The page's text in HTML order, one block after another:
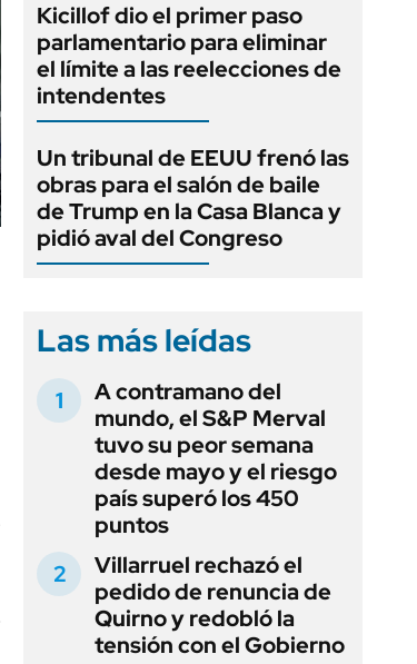
Kicillof dio el primer paso
parlamentario para eliminar
el límite a las reelecciones de
intendentes
Un tribunal de EEUU frenó las
obras para el salón de baile
de Trump en la Casa Blanca y
pidió aval del Congreso
Las más leídas
A contramano del
mundo, el S&P Merval
tuvo su peor semana
desde mayo y el riesgo
país superó los 450
puntos
Villarruel rechazó el
pedido de renuncia de
Quirno y redobló la
tensión con el Gobierno